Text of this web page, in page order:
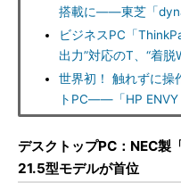
搭載に――東芝「
ビジネスPC「
出力”対応のT、“着
世界初！ 触れずに操
トPC――「HP ENVY
デスクトップPC：NEC製
21.5型モデルが首位